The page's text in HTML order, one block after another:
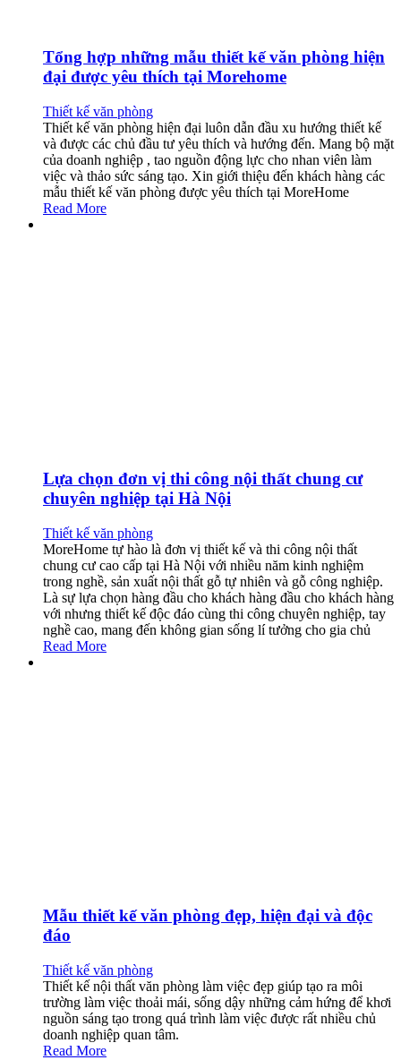
Tổng hợp những mẫu thiết kế văn phòng hiện
đại được yêu thích tại Morehome
Thiết kế văn phòng
Thiết kế văn phòng hiện đại luôn dẫn đầu xu hướng thiết kế
và được các chủ đầu tư yêu thích và hướng đến. Mang bộ mặt
của doanh nghiệp , tao nguồn động lực cho nhan viên làm
việc và thảo sức sáng tạo. Xin giới thiệu đến khách hàng các
mẫu thiết kế văn phòng được yêu thích tại MoreHome
Read More
Lựa chọn đơn vị thi công nội thất chung cư
chuyên nghiệp tại Hà Nội
Thiết kế văn phòng
MoreHome tự hào là đơn vị thiết kế và thi công nội thất
chung cư cao cấp tại Hà Nội với nhiều năm kinh nghiệm
trong nghề, sản xuất nội thất gỗ tự nhiên và gỗ công nghiệp.
Là sự lựa chọn hàng đầu cho khách hàng đầu cho khách hàng
với nhưng thiết kế độc đáo cùng thi công chuyên nghiệp, tay
nghề cao, mang đến không gian sống lí tưởng cho gia chủ
Read More
Mẫu thiết kế văn phòng đẹp, hiện đại và độc
đáo
Thiết kế văn phòng
Thiết kế nội thất văn phòng làm việc đẹp giúp tạo ra môi
trường làm việc thoải mái, sống dậy những cảm hứng để khơi
nguồn sáng tạo trong quá trình làm việc được rất nhiều chủ
doanh nghiệp quan tâm.
Read More